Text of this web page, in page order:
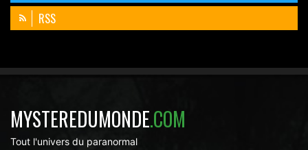
RSS
MYSTEREDUMONDE.COM
Tout l'univers du paranormal